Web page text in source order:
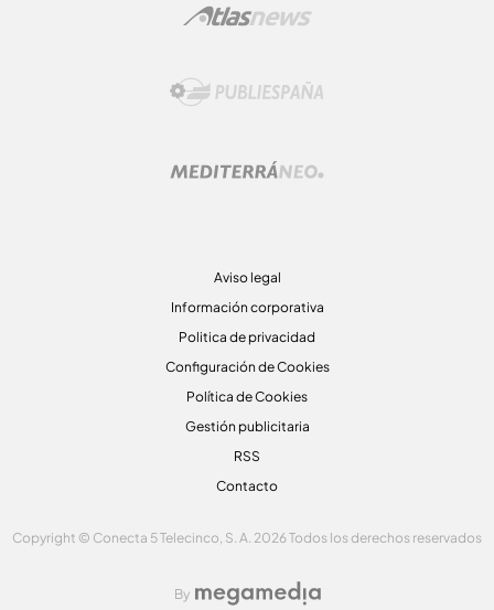
Aviso legal
Información corporativa
Politica de privacidad
Configuración de Cookies
Política de Cookies
Gestión publicitaria
RSS
Contacto
Copyright © Conecta 5 Telecinco, S. A. 2026 Todos los derechos reservados
By